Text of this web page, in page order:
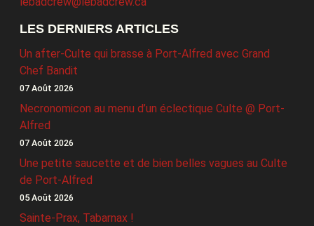
LES DERNIERS ARTICLES
Un after-Culte qui brasse à Port-Alfred avec Grand
Chef Bandit
07 Août 2026
Necronomicon au menu d’un éclectique Culte @ Port-
Alfred
07 Août 2026
Une petite saucette et de bien belles vagues au Culte
de Port-Alfred
05 Août 2026
Sainte-Prax, Tabarnax !